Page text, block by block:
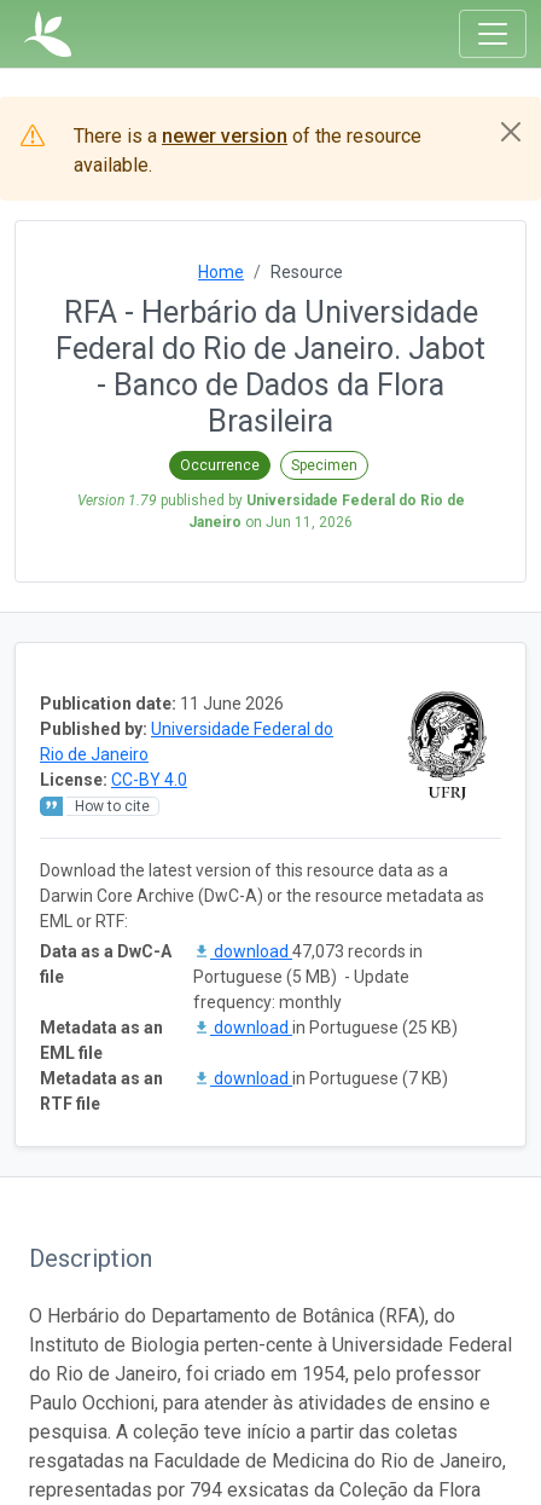
There is a newer version of the resource
available.
Home Resource
RFA - Herbário da Universidade
Federal do Rio de Janeiro. Jabot
- Banco de Dados da Flora
Brasileira
Occurrence Specimen
Version 1.79 published by Universidade Federal do Rio de
Janeiro on Jun 11, 2026
Publication date: 11 June 2026
Published by: Universidade Federal do
Rio de Janeiro
License: CC-BY 4.0
How to cite
Download the latest version of this resource data as a
Darwin Core Archive (DwC-A) or the resource metadata as
EML or RTF:
Data as a DwC-A
file
download 47,073 records in
Portuguese (5 MB) - Update
frequency: monthly
Metadata as an
EML file
download in Portuguese (25 KB)
Metadata as an
RTF file
download in Portuguese (7 KB)
Description
O Herbário do Departamento de Botânica (RFA), do
Instituto de Biologia perten-cente à Universidade Federal
do Rio de Janeiro, foi criado em 1954, pelo professor
Paulo Occhioni, para atender às atividades de ensino e
pesquisa. A coleção teve início a partir das coletas
resgatadas na Faculdade de Medicina do Rio de Janeiro,
representadas por 794 exsicatas da Coleção da Flora